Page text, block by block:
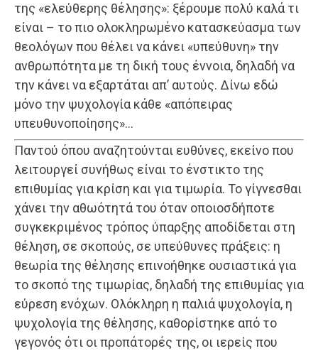
της «ελεύθερης θέλησης»: ξέρουμε πολύ καλά τι
είναι – το πιο ολοκληρωμένο κατασκεύασμα των
θεολόγων που θέλει να κάνει «υπεύθυνη» την
ανθρωπότητα με τη δική τους έννοια, δηλαδή να
την κάνει να εξαρτάται απ’ αυτούς. Δίνω εδώ
μόνο την ψυχολογία κάθε «απόπειρας
υπευθυνοποίησης»…
Παντού όπου αναζητούνται ευθύνες, εκείνο που
λειτουργεί συνήθως είναι το ένστικτο της
επιθυμίας για κρίση και για τιμωρία. Το γίγνεσθαι
χάνει την αθωότητά του όταν οποιοσδήποτε
συγκεκριμένος τρόπος ύπαρξης αποδίδεται στη
θέληση, σε σκοπούς, σε υπεύθυνες πράξεις: η
θεωρία της θέλησης επινοήθηκε ουσιαστικά για
το σκοπό της τιμωρίας, δηλαδή της επιθυμίας για
εύρεση ενόχων. Ολόκληρη η παλιά ψυχολογία, η
ψυχολογία της θέλησης, καθορίστηκε από το
γεγονός ότι οι προπάτορές της, οι ιερείς που